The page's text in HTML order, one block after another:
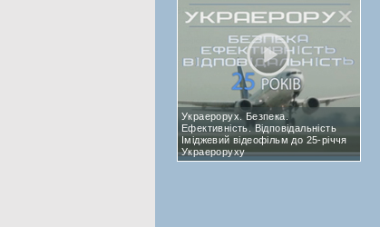
Украерорух. Безпека.
Ефективність. Відповідальність
Іміджевий відеофільм до 25-річчя
Украероруху